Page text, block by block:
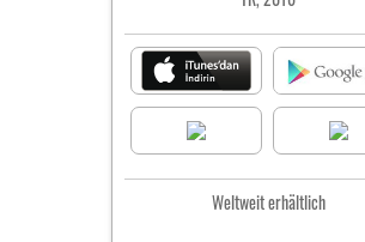
Weltweit erhältlich